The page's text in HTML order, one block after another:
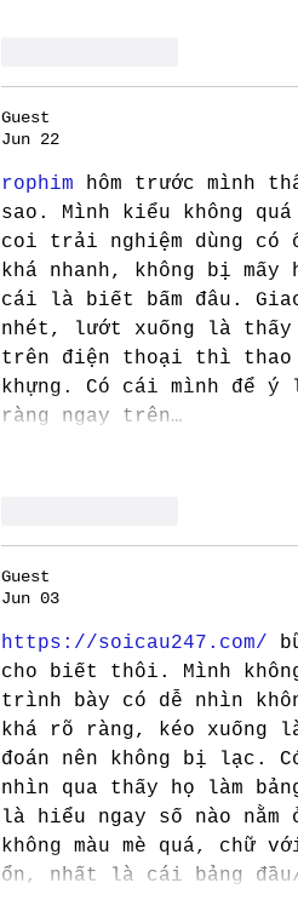
Guest
Jun 22
rophim hôm trước mình
sao. Mình kiểu không
coi trải nghiệm dùng có
khá nhanh, không bị
cái là biết bấm đâu.
nhét, lướt xuống là thấy
trên điện thoại thì thao
khựng. Có cái mình để ý
ràng ngay trên…
Guest
Jun 03
https://soicau247.com/
cho biết thôi. Mình
trình bày có dễ nhìn
khá rõ ràng, kéo xuống
đoán nên không bị lạc.
nhìn qua thấy họ làm
là hiểu ngay số nào
không màu mè quá, chữ
ổn, nhất là cái bảng